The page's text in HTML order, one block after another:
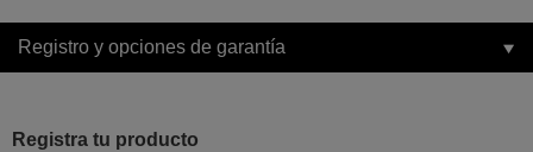
Registro y opciones de garantía
Registra tu producto